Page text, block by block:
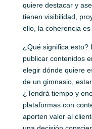
quiere destacar y
tienen visibilidad,
ello, la coherencia es
¿Qué significa esto?
publicar contenidos
elegir dónde quiere
de un gimnasio,
¿Tendrá tiempo y
plataformas con
aporten valor al